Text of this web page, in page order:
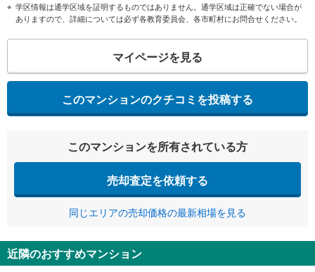
学区情報は通学区域を証明するものではありません。通学区域は正確でない場合が
ありますので、詳細については必ず各教育委員会、各市町村にお問合せください。
マイページを見る
このマンションのクチコミを投稿する
このマンションを所有されている方
売却査定を依頼する
同じエリアの売却価格の最新相場を見る
近隣のおすすめマンション